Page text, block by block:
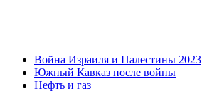
Война Израиля и Палестины 2023
Южный Кавказ после войны
Нефть и газ